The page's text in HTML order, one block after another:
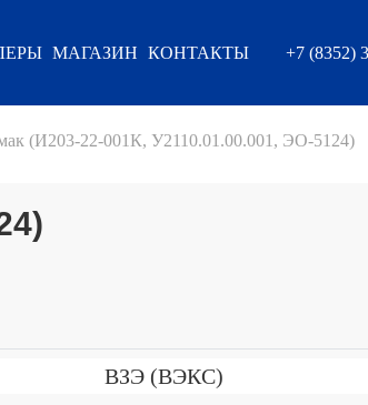
МАГАЗИН КОНТАКТЫ +7 (8352)
(И203-22-001К, У2110.01.00.001, ЭО-5124)
ВЗЭ (ВЭКС)